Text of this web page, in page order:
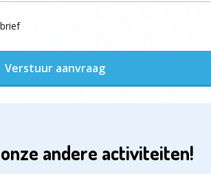
Verstuur aanvraag
andere activiteiten!